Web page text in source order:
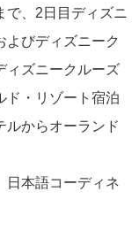
で、2日目ディズニ
よびディズニーク
ィズニークルーズ
ド・リゾート宿泊
ルからオーランド
日本語コーディネ